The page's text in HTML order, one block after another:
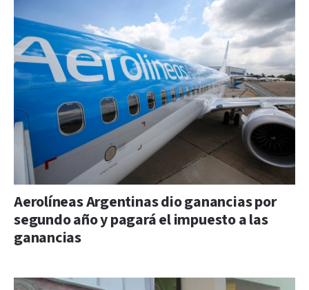
Aerolíneas Argentinas dio ganancias por
segundo año y pagará el impuesto a las
ganancias